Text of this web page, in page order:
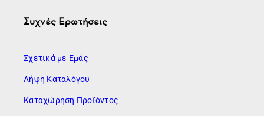
Συχνές Ερωτήσεις
Σχετικά με Εμάς
Λήψη Καταλόγου
Καταχώρηση Προϊόντος